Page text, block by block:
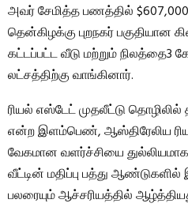
அவர் சேமித்த பணத்தில்
தென்கிழக்கு புறநகர் பகுதியான
கட்டப்பட்ட வீடு மற்றும் நிலத்தை3
லட்சத்திற்கு வாங்கினார்.
ரியல் எஸ்டேட் முதலீட்டு தொழிலில்
என்ற இளம்பெண், ஆஸ்திரேலிய
வேகமான வளர்ச்சியை
வீட்டின் மதிப்பு பத்து ஆண்டுகளில்
பலரையும் ஆச்சரியத்தில்